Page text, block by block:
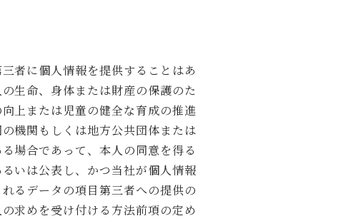
者に個人情報を提供することはあ
生命、身体または財産の保護のた
上または児童の健全な育成の推進
機関もしくは地方公共団体または
場合であって、本人の同意を得る
いは公表し、かつ当社が個人情報
るデータの項目第三者への提供の
求めを受け付ける方法前項の定め